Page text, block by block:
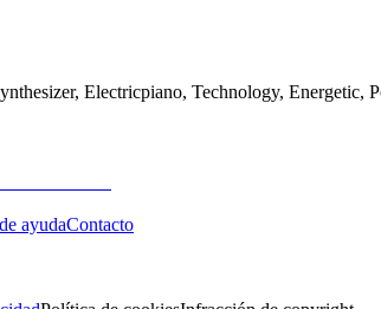
Electricpiano, Technology, Energetic,
ayudaContacto